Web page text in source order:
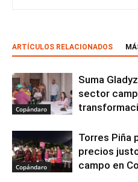
ARTÍCULOS RELACIONADOS
Copándaro
Suma
sector
Copándaro
Torres Piña
precios
campo en